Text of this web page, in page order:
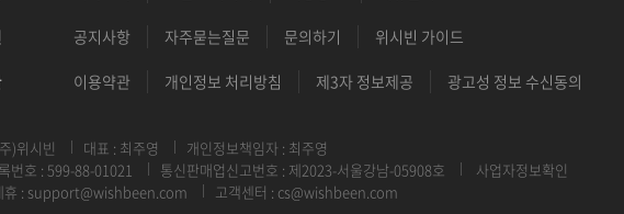
공지사항 자주묻는질문 문의하기 위시빈 가이드
이용약관 개인정보 처리방침 제3자 정보제공 광고성 정보 수신동의
)위시빈 대표 : 최주영
개인정보책임자 : 최주영
번호 : 599-88-01021
통신판매업신고번호 : 제2023-서울강남-05908호
사업자정보확인
: support@wishbeen.com 고객센터 : cs@wishbeen.com